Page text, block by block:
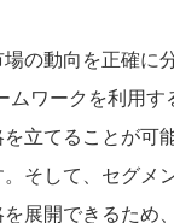
の動向を正確
ワークを利用
立てることが可
そして、セグメ
展開できるため